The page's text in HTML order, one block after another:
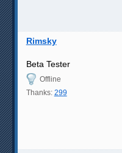
Rimsky
Beta Tester
Offline
Thanks: 299